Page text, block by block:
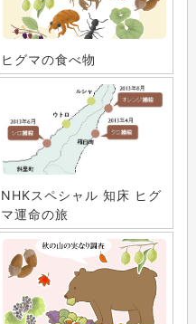
ヒグマの食べ物
NHKスペシャル 知床 ヒグ
マ運命の旅